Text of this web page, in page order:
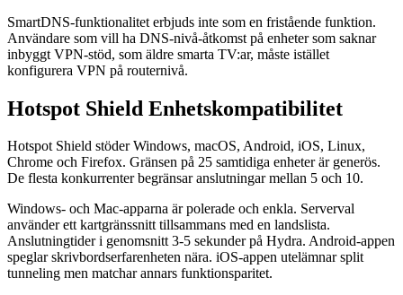
SmartDNS-funktionalitet erbjuds inte som en fristående funktion.
Användare som vill ha DNS-nivå-åtkomst på enheter som saknar
inbyggt VPN-stöd, som äldre smarta TV:ar, måste istället
konfigurera VPN på routernivå.
Hotspot Shield Enhetskompatibilitet
Hotspot Shield stöder Windows, macOS, Android, iOS, Linux,
Chrome och Firefox. Gränsen på 25 samtidiga enheter är generös.
De flesta konkurrenter begränsar anslutningar mellan 5 och 10.
Windows- och Mac-apparna är polerade och enkla. Serverval
använder ett kartgränssnitt tillsammans med en landslista.
Anslutningtider i genomsnitt 3-5 sekunder på Hydra. Android-appen
speglar skrivbordserfarenheten nära. iOS-appen utelämnar split
tunneling men matchar annars funktionsparitet.